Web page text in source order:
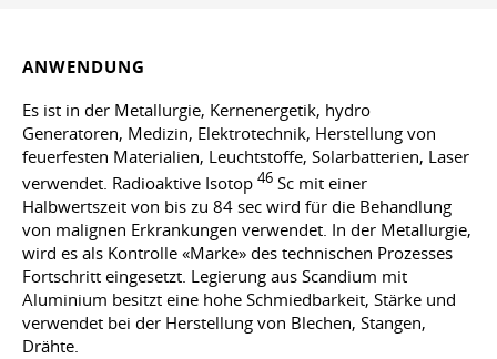
ANWENDUNG
Es ist in der Metallurgie, Kernenergetik, hydro
Generatoren, Medizin, Elektrotechnik, Herstellung von
feuerfesten Materialien, Leuchtstoffe, Solarbatterien, Laser
verwendet. Radioaktive Isotop 46 Sc mit einer
Halbwertszeit von bis zu 84 sec wird für die Behandlung
von malignen Erkrankungen verwendet. In der Metallurgie,
wird es als Kontrolle «Marke» des technischen Prozesses
Fortschritt eingesetzt. Legierung aus Scandium mit
Aluminium besitzt eine hohe Schmiedbarkeit, Stärke und
verwendet bei der Herstellung von Blechen, Stangen,
Drähte.